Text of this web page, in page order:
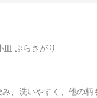
皿 ぶらさがり
、洗いやすく、他の